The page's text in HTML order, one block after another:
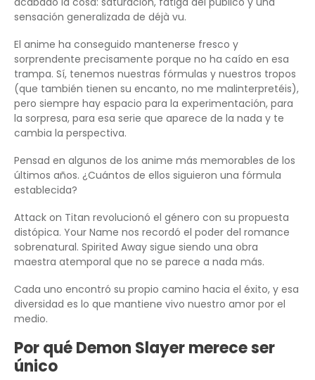
sensación generalizada de déjà vu.
El anime ha conseguido mantenerse fresco y
sorprendente precisamente porque no ha caído en esa
trampa. Sí, tenemos nuestras fórmulas y nuestros tropos
(que también tienen su encanto, no me malinterpretéis),
pero siempre hay espacio para la experimentación, para
la sorpresa, para esa serie que aparece de la nada y te
cambia la perspectiva.
Pensad en algunos de los anime más memorables de los
últimos años. ¿Cuántos de ellos siguieron una fórmula
establecida?
Attack on Titan revolucionó el género con su propuesta
distópica. Your Name nos recordó el poder del romance
sobrenatural. Spirited Away sigue siendo una obra
maestra atemporal que no se parece a nada más.
Cada uno encontró su propio camino hacia el éxito, y esa
diversidad es lo que mantiene vivo nuestro amor por el
medio.
Por qué Demon Slayer merece ser
único